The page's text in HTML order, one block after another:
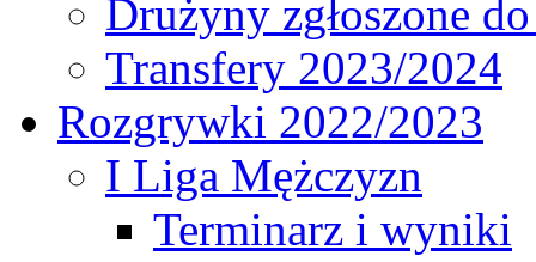
Drużyny zgłoszone
Transfery 2023/2024
Rozgrywki 2022/2023
I Liga Mężczyzn
Terminarz i wyniki